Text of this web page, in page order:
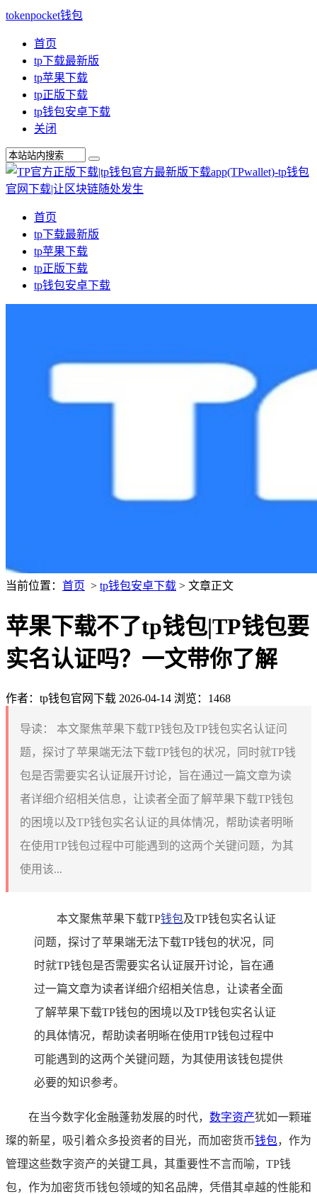
tokenpocket钱包
首页
tp下载最新版
tp苹果下载
tp正版下载
tp钱包安卓下载
关闭
首页
tp下载最新版
tp苹果下载
tp正版下载
tp钱包安卓下载
当前位置： 首页 > tp钱包安卓下载 > 文章正文
苹果下载不了tp钱包|TP钱包要
实名认证吗？一文带你了解
作者：tp钱包官网下载 2026-04-14 浏览：1468
导读：
本文聚焦苹果下载TP钱包及TP钱包实名认证问
题，探讨了苹果端无法下载TP钱包的状况，同时就TP钱
包是否需要实名认证展开讨论，旨在通过一篇文章为读
者详细介绍相关信息，让读者全面了解苹果下载TP钱包
的困境以及TP钱包实名认证的具体情况，帮助读者明晰
在使用TP钱包过程中可能遇到的这两个关键问题，为其
使用该...
本文聚焦苹果下载TP钱包及TP钱包实名认证
问题，探讨了苹果端无法下载TP钱包的状况，同
时就TP钱包是否需要实名认证展开讨论，旨在通
过一篇文章为读者详细介绍相关信息，让读者全面
了解苹果下载TP钱包的困境以及TP钱包实名认证
的具体情况，帮助读者明晰在使用TP钱包过程中
可能遇到的这两个关键问题，为其使用该钱包提供
必要的知识参考。
在当今数字化金融蓬勃发展的时代， 数字资产犹如一颗璀
璨的新星，吸引着众多投资者的目光，而加密货币钱包，作为
管理这些数字资产的关键工具，其重要性不言而喻，TP钱
包，作为加密货币钱包领域的知名品牌，凭借其卓越的性能和